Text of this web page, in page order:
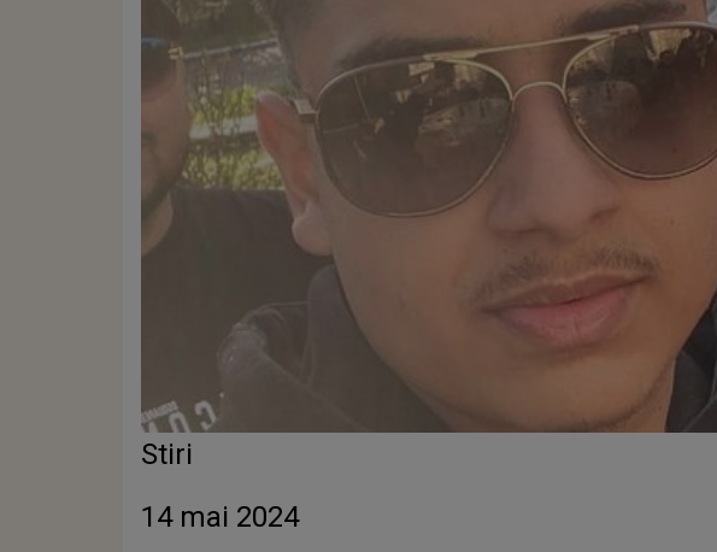
Stiri
14 mai 2024